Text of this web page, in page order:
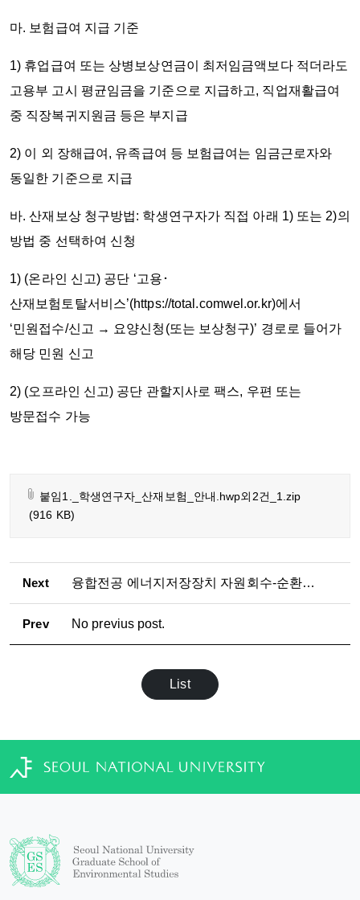
마. 보험급여 지급 기준
1) 휴업급여 또는 상병보상연금이 최저임금액보다 적더라도
고용부 고시 평균임금을 기준으로 지급하고, 직업재활급여
중 직장복귀지원금 등은 부지급
2) 이 외 장해급여, 유족급여 등 보험급여는 임금근로자와
동일한 기준으로 지급
바. 산재보상 청구방법: 학생연구자가 직접 아래 1) 또는 2)의
방법 중 선택하여 신청
1) (온라인 신고) 공단 ‘고용･
산재보험토탈서비스’(https://total.comwel.or.kr)에서
‘민원접수/신고 → 요양신청(또는 보상청구)’ 경로로 들어가
해당 민원 신고
2) (오프라인 신고) 공단 관할지사로 팩스, 우편 또는
방문접수 가능
붙임1._학생연구자_산재보험_안내.hwp외2건_1.zip
(916 KB)
Next 융합전공 에너지저장장치 자원회수-순환경제 전공 설명회 개최(2026.07.10.)
Prev No previus post.
List